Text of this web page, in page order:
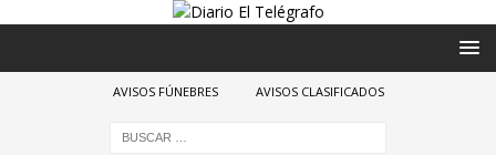
AVISOS FÚNEBRES AVISOS CLASIFICADOS